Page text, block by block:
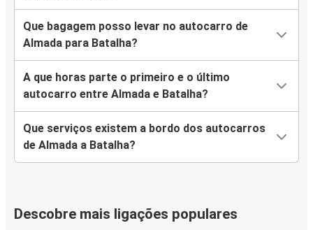
Que bagagem posso levar no autocarro de
Almada para Batalha?
A que horas parte o primeiro e o último
autocarro entre Almada e Batalha?
Que serviços existem a bordo dos autocarros
de Almada a Batalha?
Descobre mais ligações populares